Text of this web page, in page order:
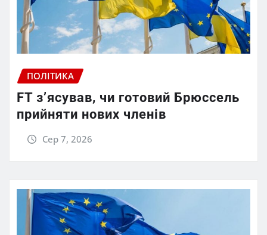
ПОЛІТИКА
FT зʼясував, чи готовий Брюссель
прийняти нових членів
Сер 7, 2026